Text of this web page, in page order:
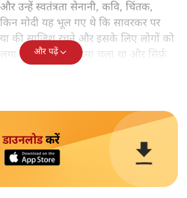
उन्हें स्वतंत्रता सेनानी, कवि, चिंतक,
मोदी यह भूल गए थे कि सावरकर पर
की साजिश रचने और इसके लिए लोगों को
था, उन पर मुक़दमा चला था और सिर्फ़
सज़ा नहीं हुई थी।
और पढ़ें
डाउनलोडकरें